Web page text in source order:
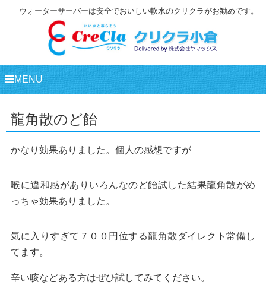
ウォーターサーバーは安全でおいしい軟水のクリクラがお勧めです。
☰MENU
龍角散のど飴
かなり効果ありました。個人の感想ですが
喉に違和感がありいろんなのど飴試した結果龍角散がめ
っちゃ効果ありました。
気に入りすぎて７００円位する龍角散ダイレクト常備し
てます。
辛い咳などある方はぜひ試してみてください。